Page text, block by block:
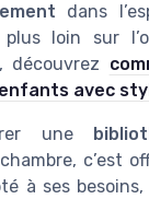
dans
loin sur
découvrez
avec
une
c’est
à ses